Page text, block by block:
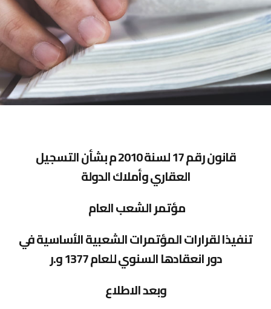
قانون رقم 17 لسنة 2010 م بشأن التسجيل
العقاري وأملاك الدولة
مؤتمر الشعب العام
تنفيذا لقرارات المؤتمرات الشعبية الأساسية في
دور انعقادها السنوي للعام 1377 و.ر
وبعد الاطلاع